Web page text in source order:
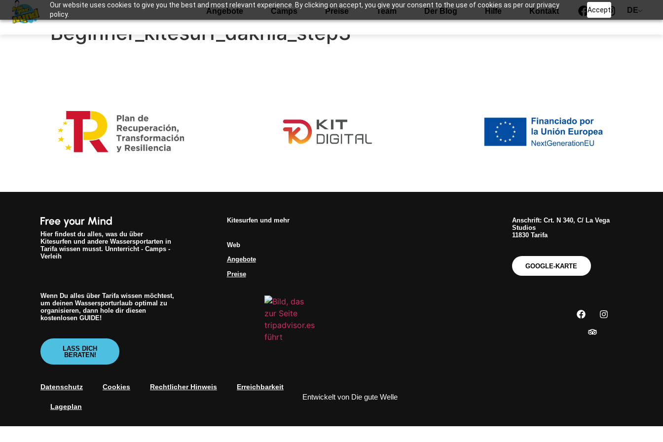
Our website uses cookies to give you the best and most relevant experience. By clicking on accept, you give your consent to the use of cookies as per our privacy
policy.
Accept
Angebote Camps Preise Team Der Blog Hilfe Kontakt DE
Apuntame !
Beginner_kitesurf_dakhla_step3
Hier findest du alles, was du über
Kitesurfen und andere Wassersportarten in
Tarifa wissen musst. Unnterricht - Camps -
Verleih
Wenn Du alles über Tarifa wissen möchtest,
um deinen Wassersporturlaub optimal zu
organisieren, dann hole dir diesen
kostenlosen GUIDE!
LASS DICH
BERATEN!
Kitesurfen und mehr
Web
Angebote
Preise
Anschrift: Crt. N 340, C/ La Vega
Studios
11830 Tarifa
GOOGLE-KARTE
Datenschutz Cookies Rechtlicher Hinweis Erreichbarkeit
Lageplan
Entwickelt von Die gute Welle